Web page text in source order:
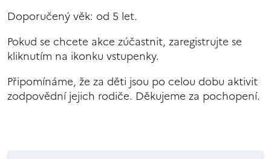
Doporučený věk: od 5 let.
Pokud se chcete akce zúčastnit, zaregistrujte se
kliknutím na ikonku vstupenky.
Připomínáme, že za děti jsou po celou dobu aktivit
zodpovědní jejich rodiče. Děkujeme za pochopení.